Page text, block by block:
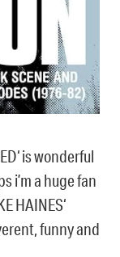
is wonderful
i’m a huge fan
HAINES‘
funny and